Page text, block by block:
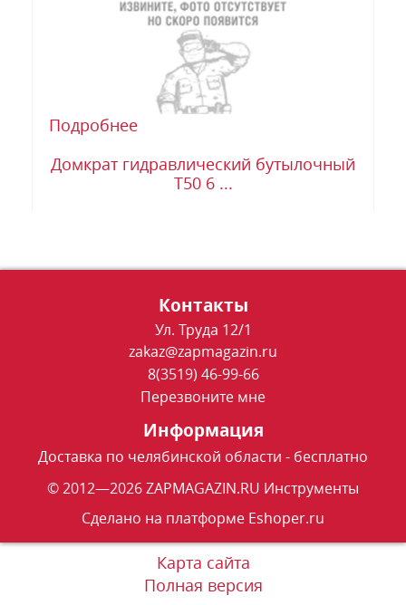
Подробнее
Домкрат гидравлический бутылочный
T50 6 ...
Контакты
Ул. Труда 12/1
zakaz@zapmagazin.ru
8(3519) 46-99-66
Перезвоните мне
Информация
Доставка по челябинской области - бесплатно
© 2012—2026 ZAPMAGAZIN.RU Инструменты
Сделано на платформе Eshoper.ru
Карта сайта
Полная версия